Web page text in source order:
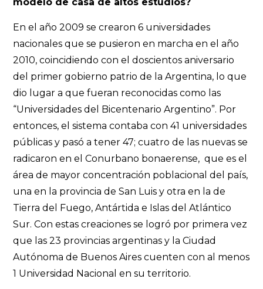
modelo de casa de altos estudios?
En el año 2009 se crearon 6 universidades
nacionales que se pusieron en marcha en el año
2010, coincidiendo con el doscientos aniversario
del primer gobierno patrio de la Argentina, lo que
dio lugar a que fueran reconocidas como las
“Universidades del Bicentenario Argentino”. Por
entonces, el sistema contaba con 41 universidades
públicas y pasó a tener 47; cuatro de las nuevas se
radicaron en el Conurbano bonaerense, que es el
área de mayor concentración poblacional del país,
una en la provincia de San Luis y otra en la de
Tierra del Fuego, Antártida e Islas del Atlántico
Sur. Con estas creaciones se logró por primera vez
que las 23 provincias argentinas y la Ciudad
Autónoma de Buenos Aires cuenten con al menos
1 Universidad Nacional en su territorio.